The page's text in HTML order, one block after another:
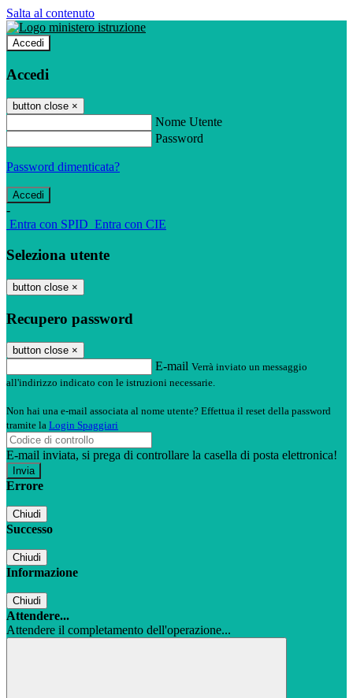
Salta al contenuto
Accedi
Accedi
button close ×
Nome Utente
Password
Password dimenticata?
-
Entra con SPID Entra con CIE
Seleziona utente
button close ×
Recupero password
button close ×
E-mail Verrà inviato un messaggio
all'indirizzo indicato con le istruzioni necessarie.
Non hai una e-mail associata al nome utente? Effettua il reset della password
tramite la Login Spaggiari
E-mail inviata, si prega di controllare la casella di posta elettronica!
Errore
Chiudi
Successo
Chiudi
Informazione
Chiudi
Attendere...
Attendere il completamento dell'operazione...